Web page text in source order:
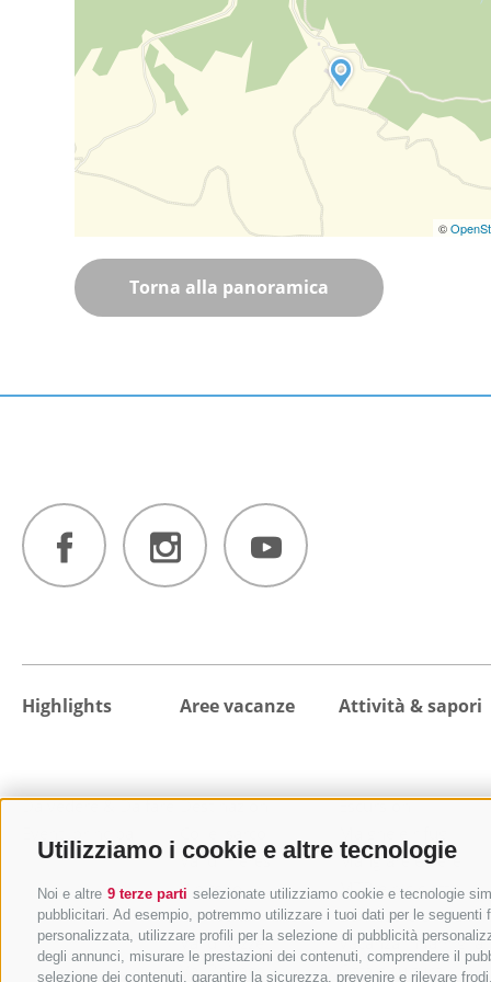
Utilizziamo i cookie e altre tecnologie
Noi e altre 9 terze parti selezionate utilizziamo cookie e tecnologie
pubblicitari. Ad esempio, potremmo utilizzare i tuoi dati per le
personalizzata, utilizzare profili per la selezione di pubblicità
degli annunci, misurare le prestazioni dei contenuti, comprendere il
selezione dei contenuti, garantire la sicurezza, prevenire e rilevare
©
Torna alla panoramica
Highlights
Da vedere & Da fare
Aree vacanze
Destinazioni
Val di Fleres
Vipiteno
Campo di Trens
Val di Vizze
Val Racines
Attività & sapori
Escursioni
Mangiare e bere
MTB e bicicletta
Benessere e relax
Vacanza in famiglia
Città e cultura